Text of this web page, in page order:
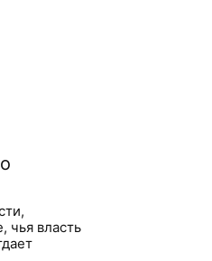
чья власть